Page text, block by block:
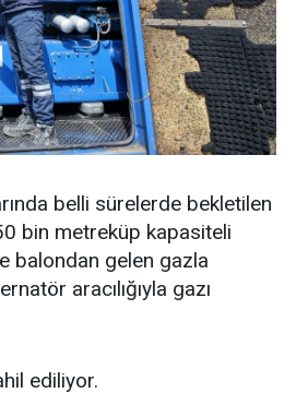
belli sürelerde bekletilen
bin metreküp kapasiteli
balondan gelen gazla
aracılığıyla gazı
ediliyor.